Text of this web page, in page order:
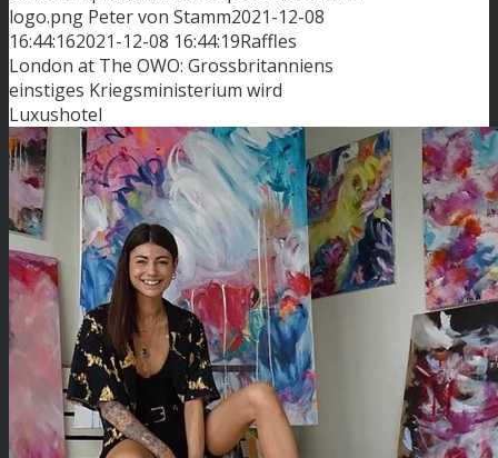
logo.png Peter von Stamm2021-12-08
16:44:162021-12-08 16:44:19Raffles
London at The OWO: Grossbritanniens
einstiges Kriegsministerium wird
Luxushotel